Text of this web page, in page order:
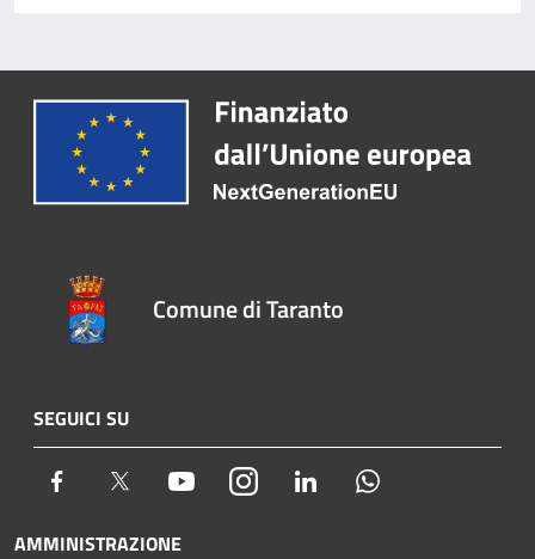
Comune di Taranto
SEGUICI SU
Facebook Twitter YoutubeInstagram LinkedIn
AMMINISTRAZIONE